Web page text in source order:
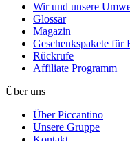
Wir und unsere
Glossar
Magazin
Geschenkspakete für
Rückrufe
Affiliate Programm
Über uns
Über Piccantino
Unsere Gruppe